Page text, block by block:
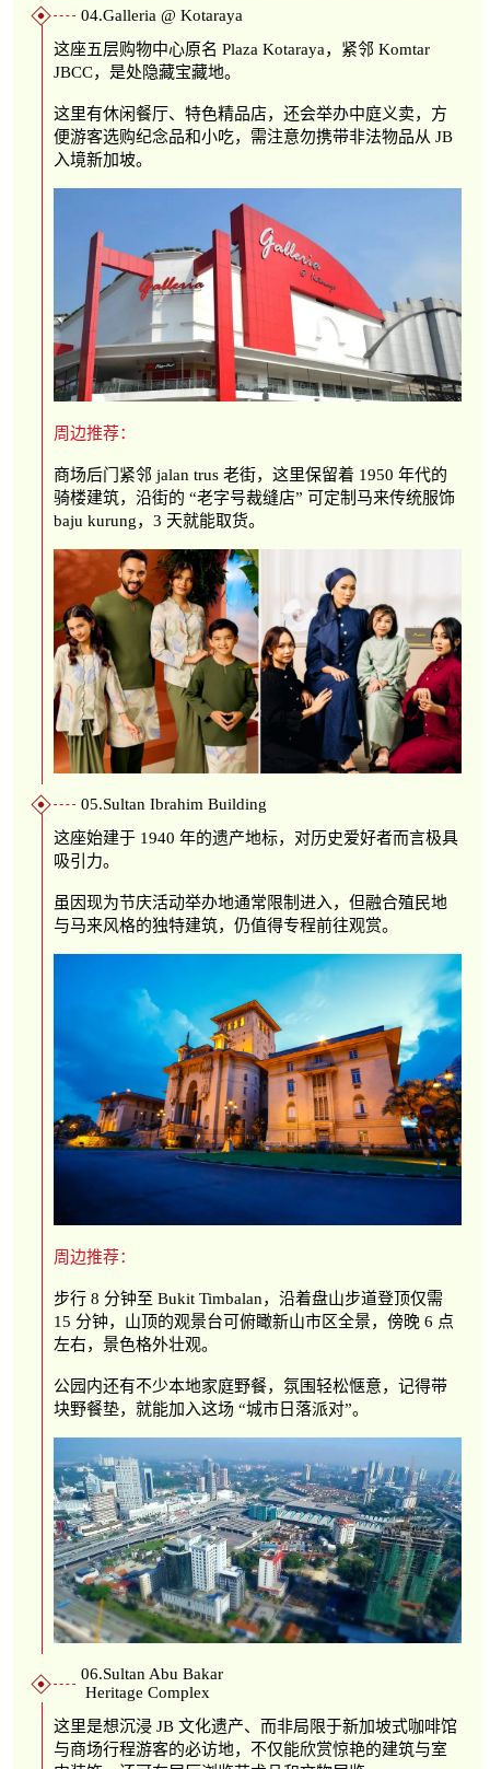
04.Galleria @ Kotaraya
这座五层购物中心原名 Plaza Kotaraya，紧邻 Komtar
JBCC，是处隐藏宝藏地。
这里有休闲餐厅、特色精品店，还会举办中庭义卖，方
便游客选购纪念品和小吃，需注意勿携带非法物品从 JB
入境新加坡。
周边推荐：
商场后门紧邻 jalan trus 老街，这里保留着 1950 年代的
骑楼建筑，沿街的 “老字号裁缝店” 可定制马来传统服饰
baju kurung，3 天就能取货。
05.Sultan Ibrahim Building
这座始建于 1940 年的遗产地标，对历史爱好者而言极具
吸引力。
虽因现为节庆活动举办地通常限制进入，但融合殖民地
与马来风格的独特建筑，仍值得专程前往观赏。
周边推荐：
步行 8 分钟至 Bukit Timbalan，沿着盘山步道登顶仅需
15 分钟，山顶的观景台可俯瞰新山市区全景，傍晚 6 点
左右，景色格外壮观。
公园内还有不少本地家庭野餐，氛围轻松惬意，记得带
块野餐垫，就能加入这场 “城市日落派对”。
06.Sultan Abu Bakar
Heritage Complex
这里是想沉浸 JB 文化遗产、而非局限于新加坡式咖啡馆
与商场行程游客的必访地，不仅能欣赏惊艳的建筑与室